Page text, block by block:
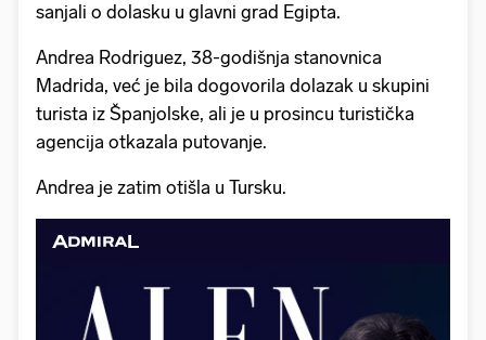
sanjali o dolasku u glavni grad Egipta.
Andrea Rodriguez, 38-godišnja stanovnica
Madrida, već je bila dogovorila dolazak u skupini
turista iz Španjolske, ali je u prosincu turistička
agencija otkazala putovanje.
Andrea je zatim otišla u Tursku.